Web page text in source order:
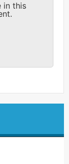
in this